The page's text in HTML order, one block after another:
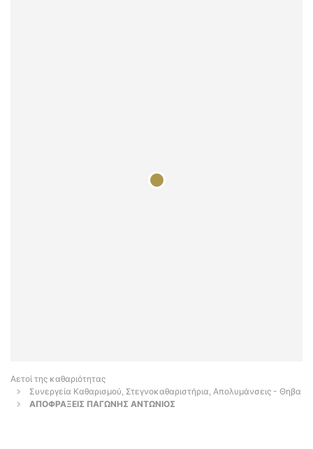
Αετοί της καθαριότητας
Συνεργεία Καθαρισμού, Στεγνοκαθαριστήρια, Απολυμάνσεις - Θηβα
ΑΠΟΦΡΑΞΕΙΣ ΠΑΓΩΝΗΣ ΑΝΤΩΝΙΟΣ